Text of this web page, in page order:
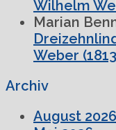
Wilhelm
Marian
Weber
Archiv
August 2026